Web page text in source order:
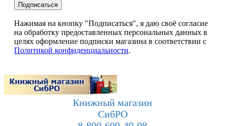
Подписаться
Нажимая на кнопку "Подписаться", я даю своё согласие
на обработку предоставленных персональных данных в
целях оформление подписки магазина в соответствии с
Политикой конфиденциальности.
Книжный магазин
СибРО